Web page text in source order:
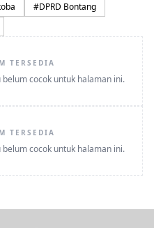
#DPRD Bontang
TERSEDIA
cocok untuk halaman ini.
TERSEDIA
cocok untuk halaman ini.